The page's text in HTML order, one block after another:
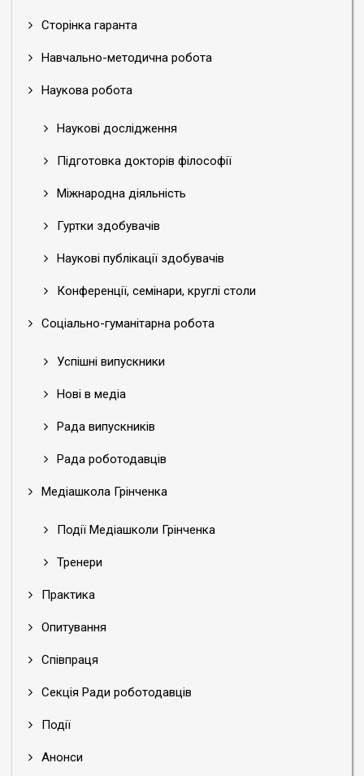
Сторінка гаранта
Навчально-методична робота
Наукова робота
Наукові дослідження
Підготовка докторів філософії
Міжнародна діяльність
Гуртки здобувачів
Наукові публікації здобувачів
Конференції, семінари, круглі столи
Соціально-гуманітарна робота
Успішні випускники
Нові в медіа
Рада випускників
Рада роботодавців
Медіашкола Грінченка
Події Медіашколи Грінченка
Тренери
Практика
Опитування
Співпраця
Секція Ради роботодавців
Події
Анонси